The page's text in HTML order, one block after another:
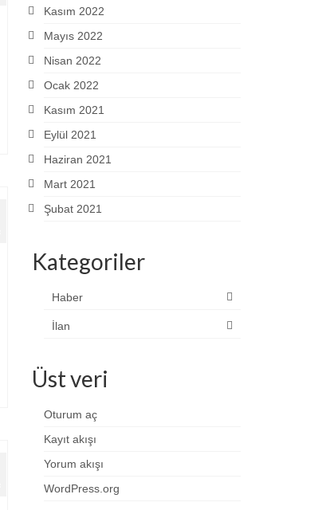
Kasım 2022
Mayıs 2022
Nisan 2022
Ocak 2022
Kasım 2021
Eylül 2021
Haziran 2021
Mart 2021
Şubat 2021
Kategoriler
Haber
İlan
Üst veri
Oturum aç
Kayıt akışı
Yorum akışı
WordPress.org